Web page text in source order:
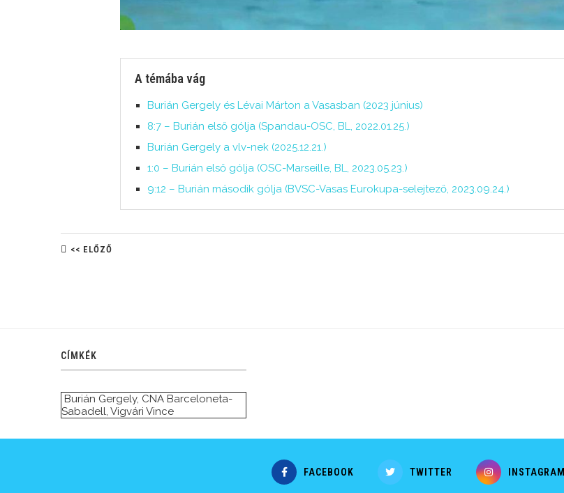
A témába vág
Burián Gergely és Lévai Márton a Vasasban (2023 június)
8:7 – Burián első gólja (Spandau-OSC, BL, 2022.01.25.)
Burián Gergely a vlv-nek (2025.12.21.)
1:0 – Burián első gólja (OSC-Marseille, BL, 2023.05.23.)
9:12 – Burián második gólja (BVSC-Vasas Eurokupa-selejtező, 2023.09.24.)
<< ELŐZŐ
CÍMKÉK
Burián Gergely, CNA Barceloneta-
Sabadell, Vigvári Vince
FACEBOOK TWITTER INSTAGRAM